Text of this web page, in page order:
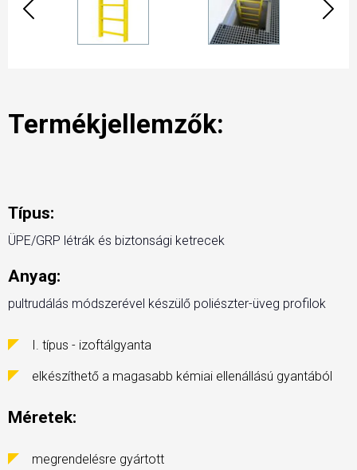
Termékjellemzők:
Típus:
ÜPE/GRP létrák és biztonsági ketrecek
Anyag:
pultrudálás módszerével készülő poliészter-üveg profilok
I. típus - izoftálgyanta
elkészíthető a magasabb kémiai ellenállású gyantából
Méretek:
megrendelésre gyártott